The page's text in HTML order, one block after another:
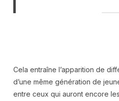
Cela entraîne l’apparition de
d’une même génération de
entre ceux qui auront encore